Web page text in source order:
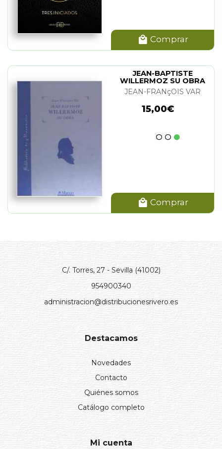
Comprar
JEAN-BAPTISTE
WILLERMOZ SU OBRA
JEAN-FRANçOIS VAR
15,00€
Comprar
C/. Torres, 27 - Sevilla (41002)
954900340
administracion@distribucionesrivero.es
Destacamos
Novedades
Contacto
Quiénes somos
Catálogo completo
Mi cuenta